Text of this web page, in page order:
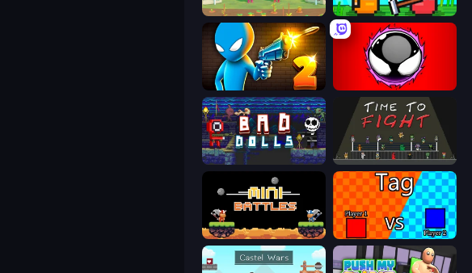
Root Vegetables & Co Farmer Challenge Party
Drunken Duel 2 Splatmans
Bad Dolls Time to Fight
12 MiniBattles 2 Player Tag